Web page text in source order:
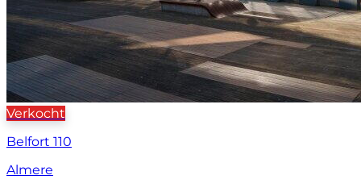
Verkocht
Belfort 110
Almere